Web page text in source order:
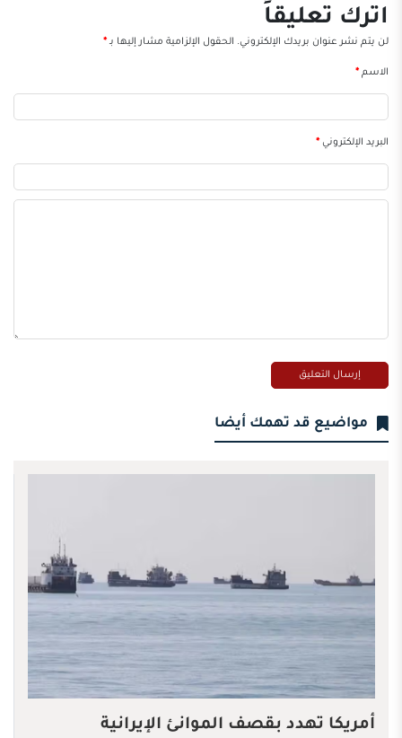
اترك تعليقاً
لن يتم نشر عنوان بريدك الإلكتروني. الحقول الإلزامية مشار إليها بـ*
الاسم*
البريد الإلكتروني*
مواضيع قد تهمك أيضا
أمريكا تهدد بقصف الموانئ الإيرانية